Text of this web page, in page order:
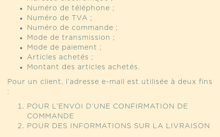
Numéro de téléphone ;
Numéro de TVA ;
Numéro de commande ;
Mode de transmission ;
Mode de paiement ;
Articles achetés ;
Montant des articles achetés.
Pour un client, l’adresse e-mail est utilisée à deux fins
:
POUR L’ENVOI D’UNE CONFIRMATION DE
COMMANDE
POUR DES INFORMATIONS SUR LA LIVRAISON